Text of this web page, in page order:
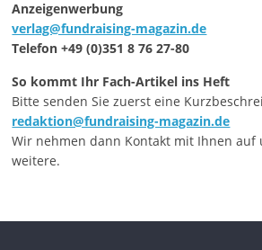
Anzeigenwerbung
verlag@fundraising-magazin.de
Telefon +49 (0)351 8 76 27-80
So kommt Ihr Fach-Artikel ins Heft
Bitte senden Sie zuerst eine
redaktion@fundraising-magazin.de
Wir nehmen dann Kontakt mit Ihnen auf
weitere.